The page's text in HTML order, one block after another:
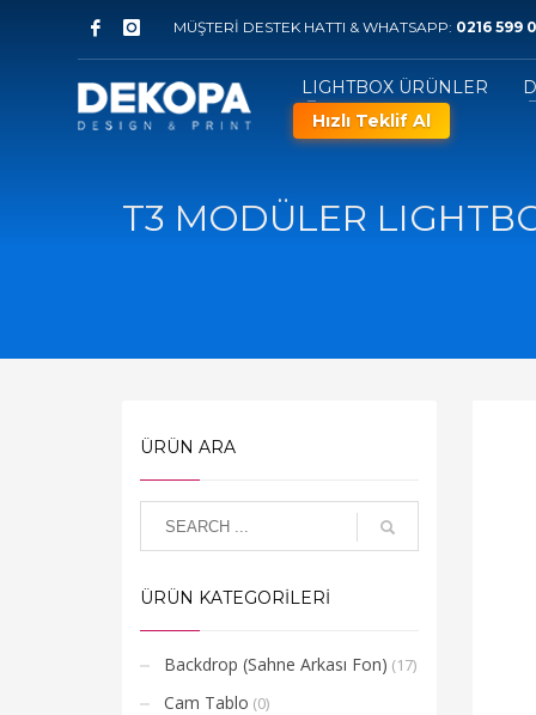
MÜŞTERİ DESTEK HATTI & WHATSAPP: 0216 599
LIGHTBOX ÜRÜNLER
Hızlı Teklif Al
T3 MODÜLER
ÜRÜN ARA
ÜRÜN KATEGORİLERİ
Backdrop (Sahne Arkası Fon) (17)
Cam Tablo (0)